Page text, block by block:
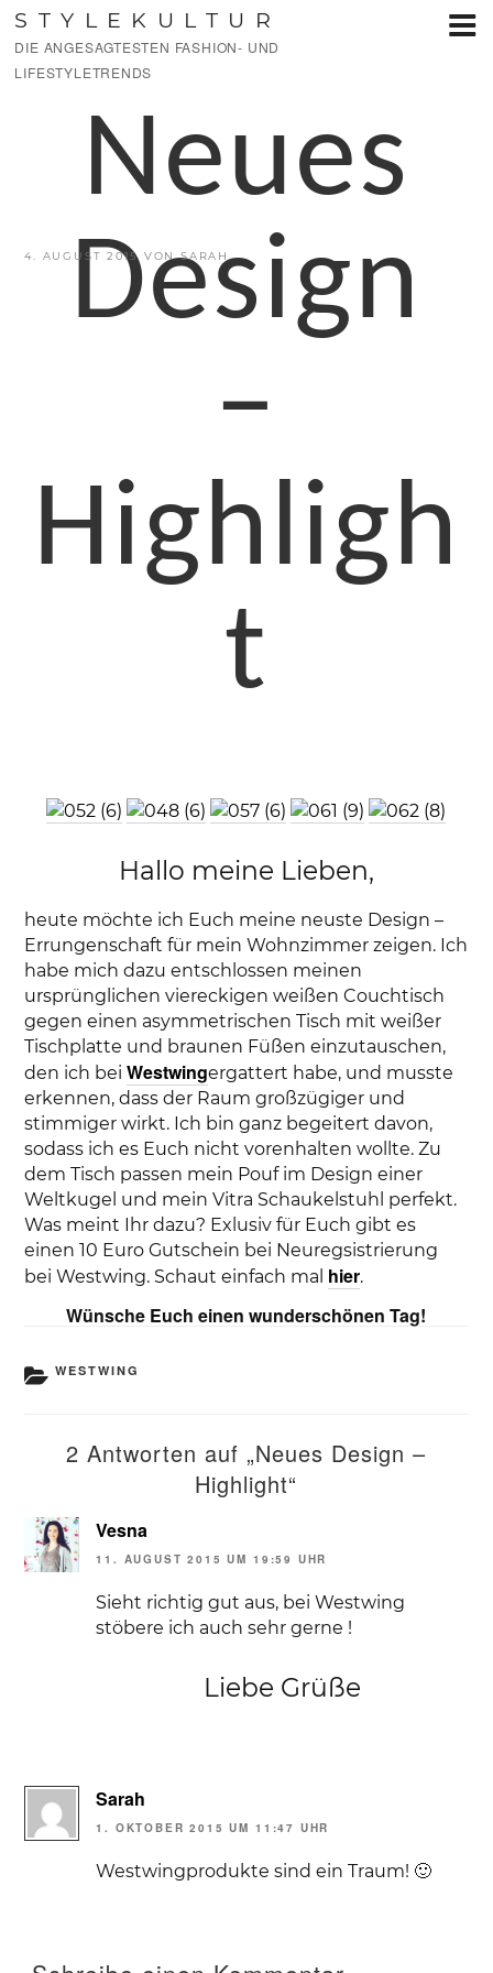
Zum
Inhalt
springen
STYLEKULTUR
DIE ANGESAGTESTEN FASHION- UND
LIFESTYLETRENDS
VERÖFFENTLICHT
4. AUGUST 2015 VONSARAH
Neues
Design
–
Highligh
t
Hallo meine Lieben,
heute möchte ich Euch meine neuste Design –
Errungenschaft für mein Wohnzimmer zeigen. Ich
habe mich dazu entschlossen meinen
ursprünglichen viereckigen weißen Couchtisch
gegen einen asymmetrischen Tisch mit weißer
Tischplatte und braunen Füßen einzutauschen,
den ich beiWestwingergattert habe, und musste
erkennen, dass der Raum großzügiger und
stimmiger wirkt. Ich bin ganz begeitert davon,
sodass ich es Euch nicht vorenhalten wollte. Zu
dem Tisch passen mein Pouf im Design einer
Weltkugel und mein Vitra Schaukelstuhl perfekt.
Was meint Ihr dazu? Exlusiv für Euch gibt es
einen 10 Euro Gutschein bei Neuregsistrierung
bei Westwing. Schaut einfach mal hier.
Wünsche Euch einen wunderschönen Tag!
KATEGORIEN
WESTWING
2 Antworten auf „Neues Design –
Highlight“
Vesna
11. AUGUST 2015 UM 19:59 UHR
Sieht richtig gut aus, bei Westwing
stöbere ich auch sehr gerne !
Liebe Grüße
Sarah
1. OKTOBER 2015 UM 11:47 UHR
Westwingprodukte sind ein Traum! 🙂